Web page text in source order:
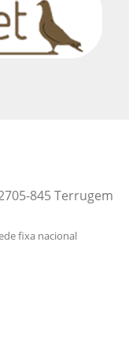
845 Terrugem
fixa nacional